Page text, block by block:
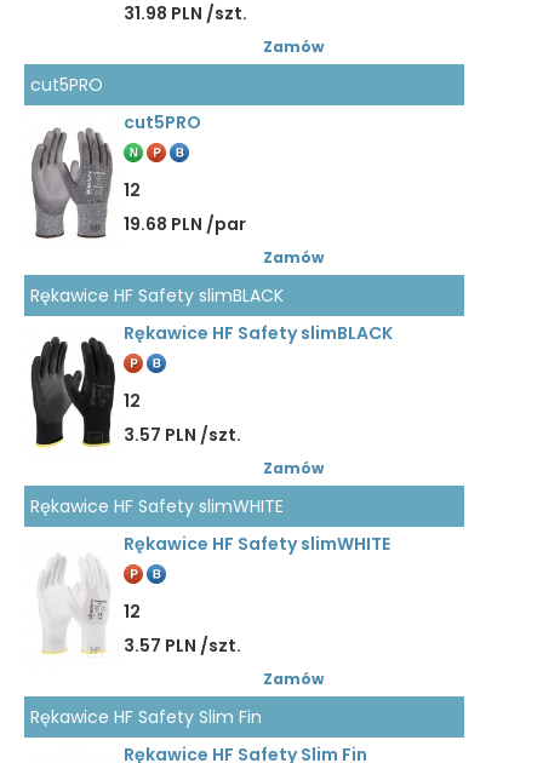
31.98 PLN /szt.
Zamów
cut5PRO
cut5PRO
12
19.68 PLN /par
Zamów
Rękawice HF Safety slimBLACK
Rękawice HF Safety slimBLACK
12
3.57 PLN /szt.
Zamów
Rękawice HF Safety slimWHITE
Rękawice HF Safety slimWHITE
12
3.57 PLN /szt.
Zamów
Rękawice HF Safety Slim Fin
Rękawice HF Safety Slim Fin